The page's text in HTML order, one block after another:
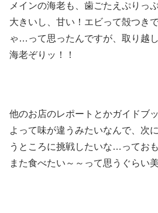
メインの海老も、歯ごたえぷりっ
大きいし、甘い！エビって殻つき
ゃ…って思ったんですが、取り越
海老ぞりッ！！
他のお店のレポートとかガイドブ
よって味が違うみたいなんで、次
うところに挑戦したいな…ってお
また食べたい～～って思うぐらい